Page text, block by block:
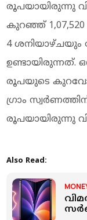
രൂപയായിരുന്നു
കുറഞ്ഞ്
4 ശനിയാഴ്ചയും
ഉണ്ടായിരുന്നത്.
രൂപയുടെ
ഗ്രാം
രൂപയായിരുന്നു
Also Read: